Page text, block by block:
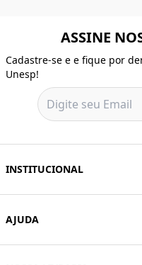
ASSINE
Cadastre-se e e fique por
Unesp!
INSTITUCIONAL
AJUDA